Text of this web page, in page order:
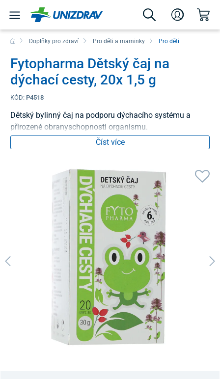
Doplňky pro zdraví Pro děti a maminky Pro děti
Fytopharma Dětský čaj na
dýchací cesty, 20x 1,5 g
KÓD: P4518
Dětský bylinný čaj na podporu dýchacího systému a
přirozené obranyschopnosti organismu.
Číst více